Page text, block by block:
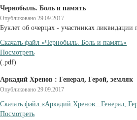
Чернобыль. Боль и память
Опубликовано 29.09.2017
Буклет об очерцах - участниках
Cкачать файл «Чернобыль. Боль и память»
Посмотреть
(.pdf)
Аркадий Хренов : Генерал, Герой, земляк
Опубликовано 29.09.2017
Cкачать файл «Аркадий Хренов : Генерал,
Посмотреть